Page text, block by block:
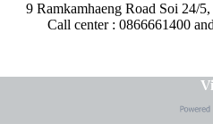
9 Ramkamhaeng Road Soi 24/
Call center : 0866661400